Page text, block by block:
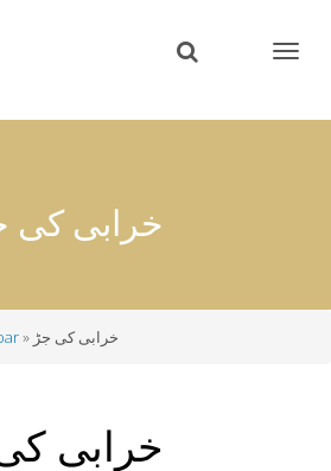
content
خرابی کی
خرابی کی جڑ
خرابی